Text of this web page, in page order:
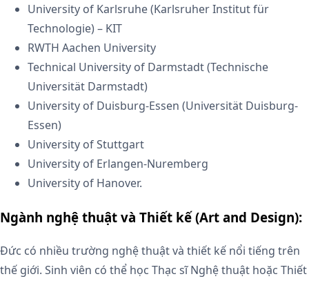
University of Karlsruhe (Karlsruher Institut für
Technologie) – KIT
RWTH Aachen University
Technical University of Darmstadt (Technische
Universität Darmstadt)
University of Duisburg-Essen (Universität Duisburg-
Essen)
University of Stuttgart
University of Erlangen-Nuremberg
University of Hanover.
Ngành nghệ thuật và Thiết kế (Art and Design):
Đức có nhiều trường nghệ thuật và thiết kế nổi tiếng trên
thế giới. Sinh viên có thể học Thạc sĩ Nghệ thuật hoặc Thiết